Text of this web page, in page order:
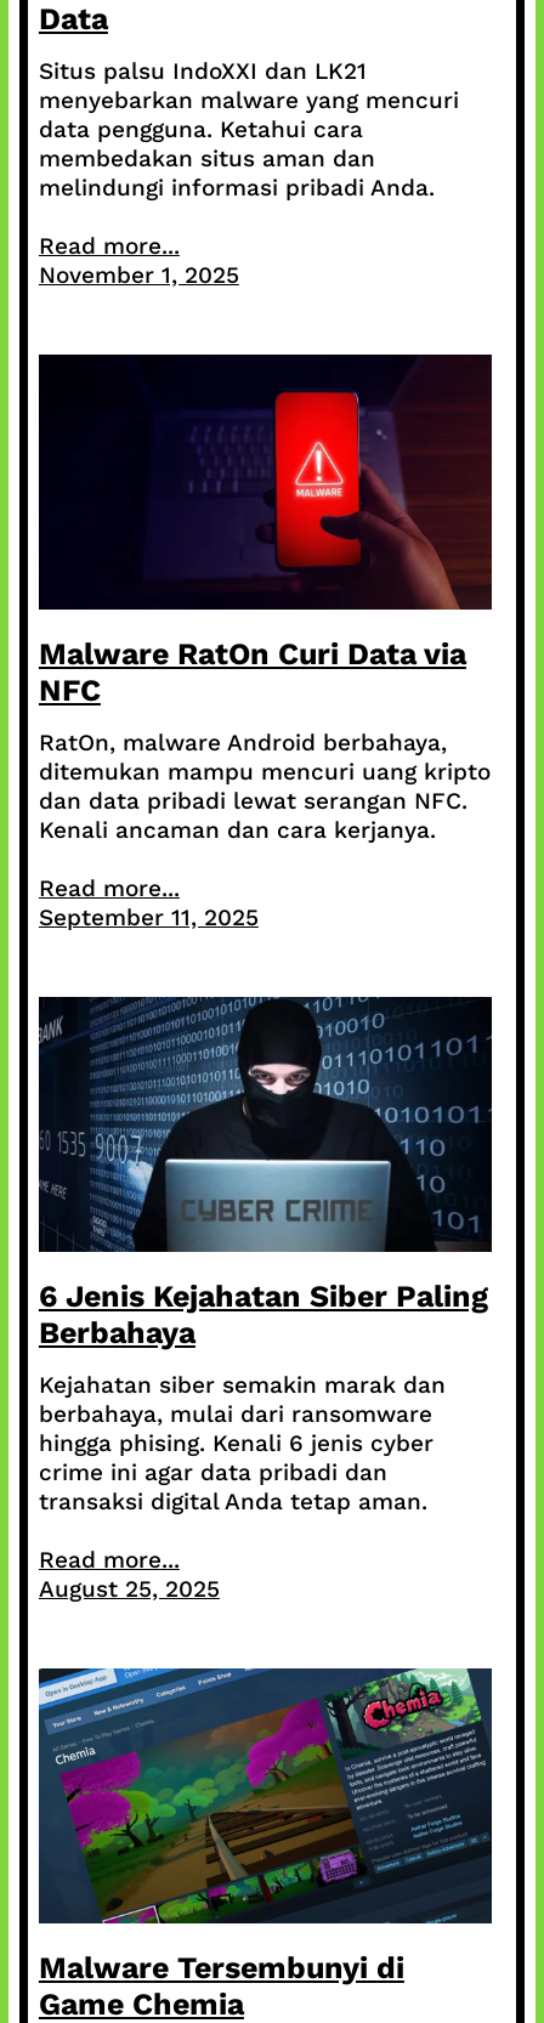
Data
Situs palsu IndoXXI dan LK21
menyebarkan malware yang mencuri
data pengguna. Ketahui cara
membedakan situs aman dan
melindungi informasi pribadi Anda.
Read more...
November 1, 2025
Malware RatOn Curi Data via
NFC
RatOn, malware Android berbahaya,
ditemukan mampu mencuri uang kripto
dan data pribadi lewat serangan NFC.
Kenali ancaman dan cara kerjanya.
Read more...
September 11, 2025
6 Jenis Kejahatan Siber Paling
Berbahaya
Kejahatan siber semakin marak dan
berbahaya, mulai dari ransomware
hingga phising. Kenali 6 jenis cyber
crime ini agar data pribadi dan
transaksi digital Anda tetap aman.
Read more...
August 25, 2025
Malware Tersembunyi di
Game Chemia